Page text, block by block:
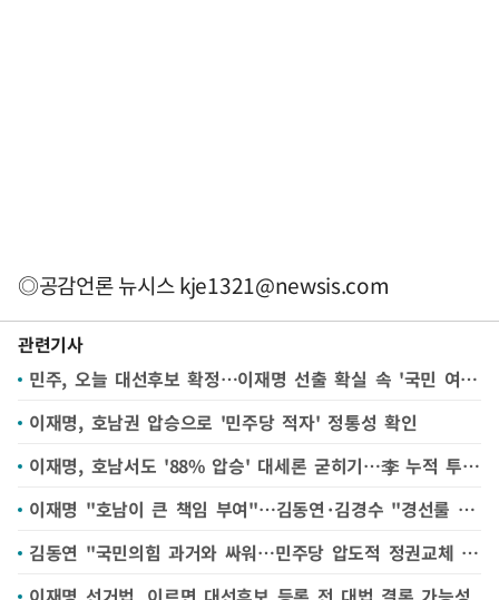
◎공감언론 뉴시스kje1321@newsis.com
관련기사
민주, 오늘 대선후보 확정…이재명 선출 확실 속 '국민 여론조사 결과' 촉각
이재명, 호남권 압승으로 '민주당 적자' 정통성 확인
이재명, 호남서도 '88% 압승' 대세론 굳히기…李 누적 투표율 89.04%(종합)
이재명 "호남이 큰 책임 부여"…김동연·김경수 "경선룰 기울어진 운동장"
김동연 "국민의힘 과거와 싸워…민주당 압도적 정권교체 확신"